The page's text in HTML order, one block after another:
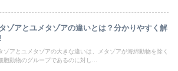
ゾアとユメタゾアの違いとは？分かりやすく解
ゾアとユメタゾアの大きな違いは、メタゾアが海綿動物を除く
胞動物のグループであるのに対し...